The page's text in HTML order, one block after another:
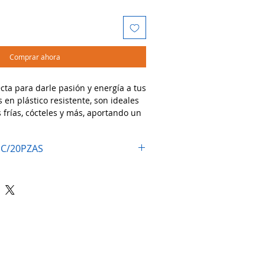
Comprar ahora
para darle pasión y energía a tus
en plástico resistente, son ideales
cócteles y más, aportando un
temáticas, eventos al aire libre,
20PZAS